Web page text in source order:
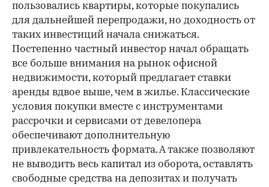
пользовались квартиры, которые покупались
для дальнейшей перепродажи, но доходность от
таких инвестиций начала снижаться.
Постепенно частный инвестор начал обращать
все больше внимания на рынок офисной
недвижимости, который предлагает ставки
аренды вдвое выше, чем в жилье. Классические
условия покупки вместе с инструментами
рассрочки и сервисами от девелопера
обеспечивают дополнительную
привлекательность формата. А также позволяют
не выводить весь капитал из оборота, оставлять
свободные средства на депозитах и получать